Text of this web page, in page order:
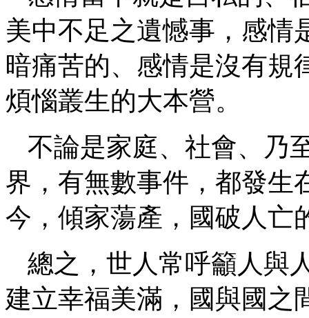
美中不足之遺憾事，感情
暗痛苦的、感情是沒有規
煩惱叢生的大本營。
不論是家庭、社會、乃
界，有無數事件，都發生
今，傾家蕩產，國破人亡
總之，世人常呼籲人與
建立幸福美滿，國與國之